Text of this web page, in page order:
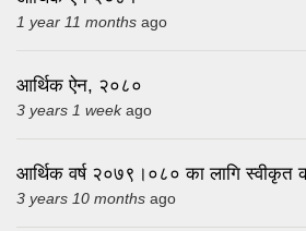
1 year 11 months ago
आर्थिक ऐन, २०८०
3 years 1 weekago
आर्थिक वर्ष २०७९।०८० का लागि
3 years 10 months ago